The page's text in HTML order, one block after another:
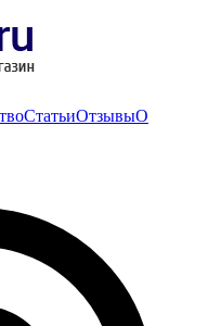
СтатьиОтзывыО